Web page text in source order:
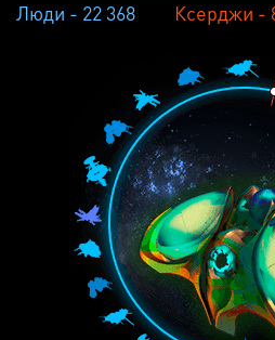
Люди - 22 368 Ксерджи -